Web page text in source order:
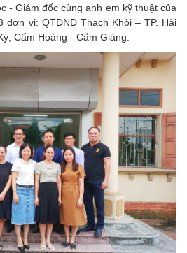
- Giám đốc cùng anh em kỹ thuật của
đơn vị: QTDND Thạch Khôi – TP. Hải
Cẩm Hoàng - Cẩm Giàng.